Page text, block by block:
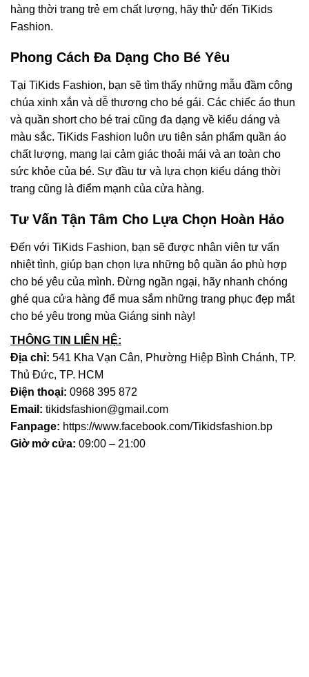
hàng thời trang trẻ em chất lượng, hãy thử đến TiKids
Fashion.
Phong Cách Đa Dạng Cho Bé Yêu
Tại TiKids Fashion, bạn sẽ tìm thấy những mẫu đầm công
chúa xinh xắn và dễ thương cho bé gái. Các chiếc áo thun
và quần short cho bé trai cũng đa dạng về kiểu dáng và
màu sắc. TiKids Fashion luôn ưu tiên sản phẩm quần áo
chất lượng, mang lại cảm giác thoải mái và an toàn cho
sức khỏe của bé. Sự đầu tư và lựa chọn kiểu dáng thời
trang cũng là điểm mạnh của cửa hàng.
Tư Vấn Tận Tâm Cho Lựa Chọn Hoàn Hảo
Đến với TiKids Fashion, bạn sẽ được nhân viên tư vấn
nhiệt tình, giúp bạn chọn lựa những bộ quần áo phù hợp
cho bé yêu của mình. Đừng ngần ngại, hãy nhanh chóng
ghé qua cửa hàng để mua sắm những trang phục đẹp mắt
cho bé yêu trong mùa Giáng sinh này!
THÔNG TIN LIÊN HỆ:
Địa chỉ: 541 Kha Vạn Cân, Phường Hiệp Bình Chánh, TP.
Thủ Đức, TP. HCM
Điện thoại: 0968 395 872
Email: tikidsfashion@gmail.com
Fanpage: https://www.facebook.com/Tikidsfashion.bp
Giờ mở cửa: 09:00 – 21:00